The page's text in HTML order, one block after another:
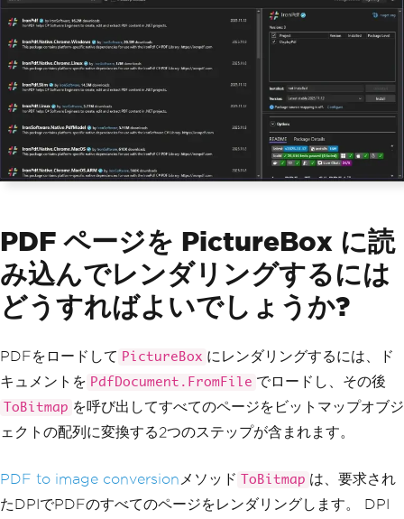
}
}
PDF ページを PictureBox に読
み込んでレンダリングするには
どうすればよいでしょうか?
PDFをロードして PictureBox にレンダリングするには、ド
キュメントを PdfDocument.FromFile でロードし、その後
ToBitmap を呼び出してすべてのページをビットマップオブジ
ェクトの配列に変換する2つのステップが含まれます。
PDF to image conversion メソッド ToBitmap は、要求され
たDPIでPDFのすべてのページをレンダリングします。 DPI